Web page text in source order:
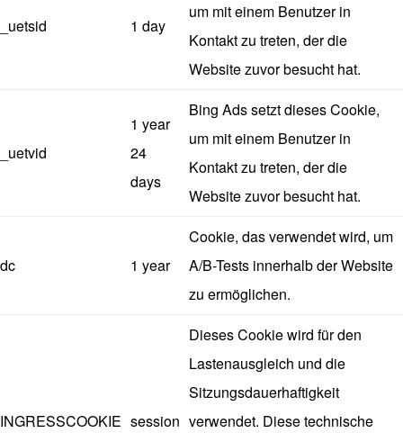
_uetsid 1 day
um mit einem Benutzer in
Kontakt zu treten, der die
Website zuvor besucht hat.
_uetvid
1 year
24
days
Bing Ads setzt dieses Cookie,
um mit einem Benutzer in
Kontakt zu treten, der die
Website zuvor besucht hat.
dc 1 year
Cookie, das verwendet wird, um
A/B-Tests innerhalb der Website
zu ermöglichen.
INGRESSCOOKIE session
Dieses Cookie wird für den
Lastenausgleich und die
Sitzungsdauerhaftigkeit
verwendet. Diese technische